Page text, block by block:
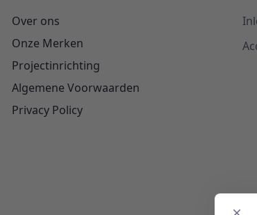
Over ons
Onze Merken
Projectinrichting
Algemene Voorwaarden
Privacy Policy